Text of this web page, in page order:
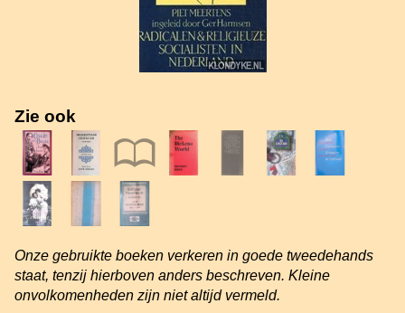
Zie ook
Onze gebruikte boeken verkeren in goede tweedehands
staat, tenzij hierboven anders beschreven. Kleine
onvolkomenheden zijn niet altijd vermeld.